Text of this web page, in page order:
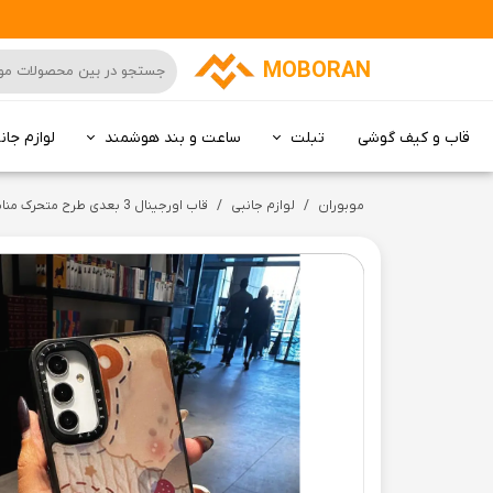
MOBORAN
قاب و کیف گوشی تبلت ساعت و بند هوشمند لوازم
موبوران لوازم جانبی قاب اورجینال 3 بعدی طرح متحرک مناسب برای گوشی سامسونگ